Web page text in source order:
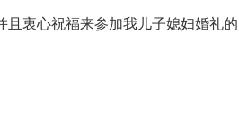
衷心祝福来参加我儿子媳妇婚礼的